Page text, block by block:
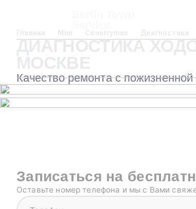
Главная Mini Countryman Диагностика
ДИАГНОСТИКА
МОСКВЕ
Качество ремонта с
Записаться на
Оставьте номер телефона и мы с Вами